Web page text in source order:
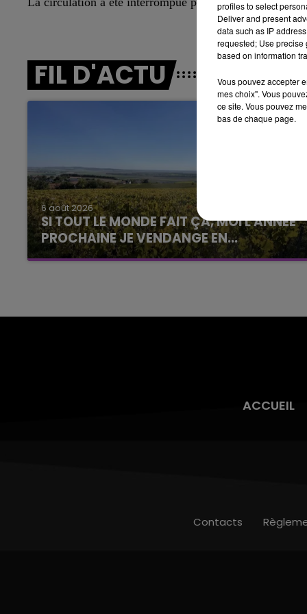
LE BEST OF DE LA FAMILLE
CHAMPAGNE FM
FIL D'ACTU
6 août 2026
SI TOUT LE MONDE FAIT ÇA, MOI L'ANNÉE
PROCHAINE JE VENDANGE EN...
La vendange en Champagne a débuté ce jeudi
6h00 - 10h00
La Famille
ACCUEIL
Contacts
profiles to select
Deliver and present
data such as IP
requested; Use precise
based on information
Vous pouvez accepter
mes choix". Vous
ce site. Vous pouvez
bas de chaque page.